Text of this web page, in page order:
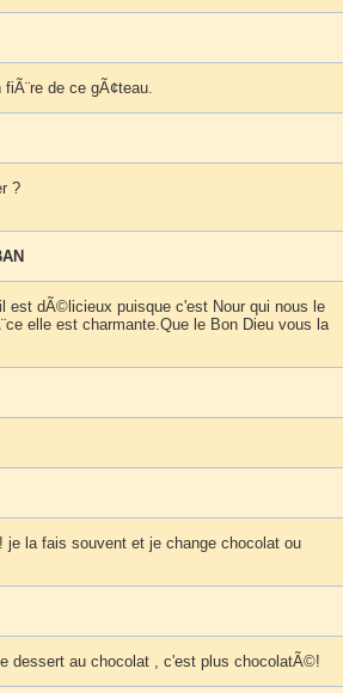
de ce gÃ¢teau.
?
est dÃ©licieux puisque c'est Nour qui nous le
elle est charmante.Que le Bon Dieu vous la
la fais souvent et je change chocolat ou
dessert au chocolat , c'est plus chocolatÃ©!